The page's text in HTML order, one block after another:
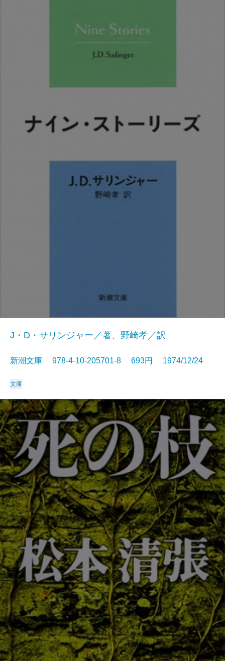
J・D・サリンジャー／著、野崎孝／訳
新潮文庫 978-4-10-205701-8 693円 1974/12/24
文庫